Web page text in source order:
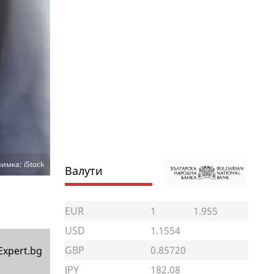
iStock Валути
EUR 1
1.955
USD
1.1554
GBP
0.85720
JPY
182.08